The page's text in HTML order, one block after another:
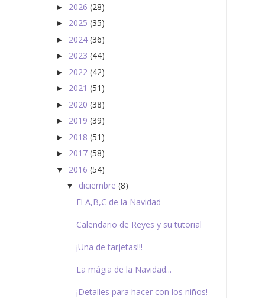
► 2026 (28)
► 2025 (35)
► 2024 (36)
► 2023 (44)
► 2022 (42)
► 2021 (51)
► 2020 (38)
► 2019 (39)
► 2018 (51)
► 2017 (58)
▼ 2016 (54)
▼ diciembre (8)
El A,B,C de la Navidad
Calendario de Reyes y su tutorial
¡Una de tarjetas!!!
La mágia de la Navidad...
¡Detalles para hacer con los niños!